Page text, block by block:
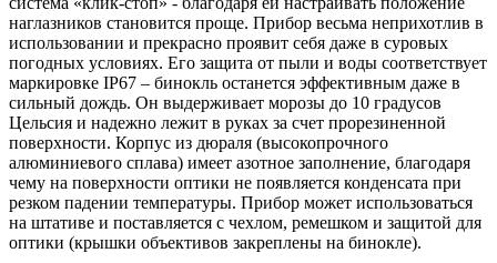
наглазников становится проще. Прибор весьма неприхотлив в
использовании и прекрасно проявит себя даже в суровых
погодных условиях. Его защита от пыли и воды соответствует
маркировке IP67 – бинокль останется эффективным даже в
сильный дождь. Он выдерживает морозы до 10 градусов
Цельсия и надежно лежит в руках за счет прорезиненной
поверхности. Корпус из дюраля (высокопрочного
алюминиевого сплава) имеет азотное заполнение, благодаря
чему на поверхности оптики не появляется конденсата при
резком падении температуры. Прибор может использоваться
на штативе и поставляется с чехлом, ремешком и защитой для
оптики (крышки объективов закреплены на бинокле).